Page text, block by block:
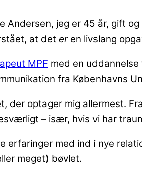
Andersen, jeg er 45 år, gift
at det eren livslang
MPF med en uddannelse
fra Københavns
der optager mig allermest.
– især, hvis vi har
erfaringer med ind i nye
meget) bøvlet.